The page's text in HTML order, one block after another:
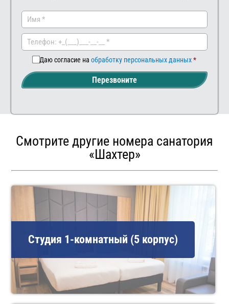
Даю согласие на обработку персональных данных
Перезвоните
Смотрите другие номера санатория
«Шахтер»
Студия 1-комнатный (5 корпус)